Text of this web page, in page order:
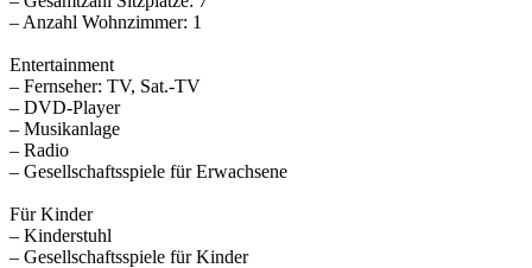
– Anzahl Wohnzimmer: 1
Entertainment
– Fernseher: TV, Sat.-TV
– DVD-Player
– Musikanlage
– Radio
– Gesellschaftsspiele für Erwachsene
Für Kinder
– Kinderstuhl
– Gesellschaftsspiele für Kinder